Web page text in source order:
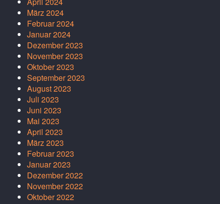
März 2024
Februar 2024
Januar 2024
Dezember 2023
November 2023
Oktober 2023
September 2023
August 2023
Juli 2023
Juni 2023
Mai 2023
April 2023
März 2023
Februar 2023
Januar 2023
Dezember 2022
November 2022
Oktober 2022